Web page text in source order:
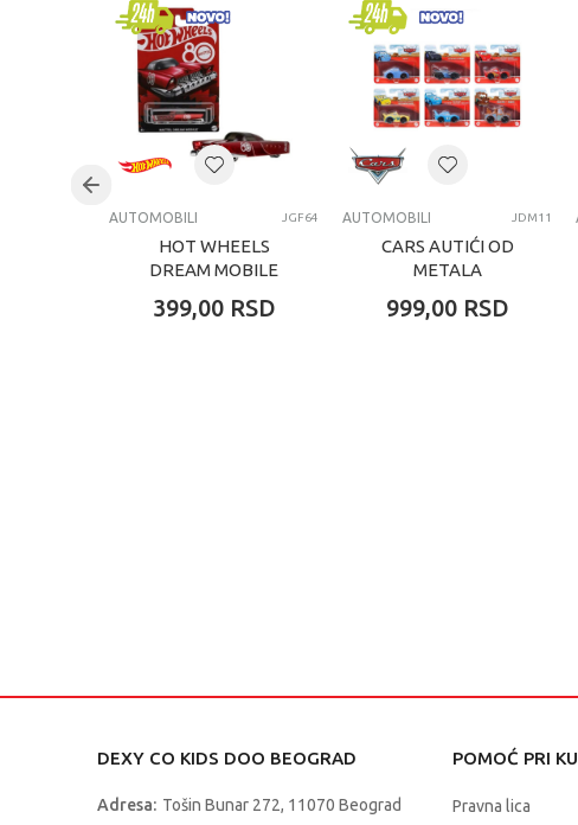
Pol
Uzrast
Kategorija
AUTOMOBILI JGF64
HOT WHEELS
DREAM MOBILE
399,00 RSD
AUTOMOBILI JDM11
CARS AUTIĆI OD
METALA
999,00 RSD
DEXY CO KIDS DOO BEOGRAD
Adresa: Tošin Bunar 272, 11070 Beograd
POMOĆ PRI
Pravna lica